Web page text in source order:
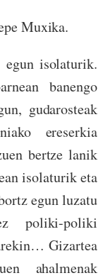
Muxika.
egun isolaturik.
banengo
gudarosteak
ereserkia
bertze lanik
isolaturik eta
egun luzatu
poliki-poliki
Gizartea
ahalmenak